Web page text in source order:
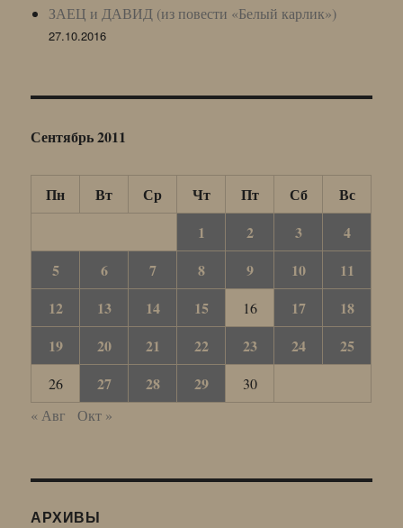
ЗАЕЦ и ДАВИД (из повести «Белый карлик»)
27.10.2016
Сентябрь 2011
Пн Вт Ср Чт Пт Сб
Вс
1
2 3
4
5
6 7 8 9 10
11
12
13 14 15 16 17
18
19
20 21 22 23 24 25
26 27 28 29
30
« Авг
Окт »
АРХИВЫ